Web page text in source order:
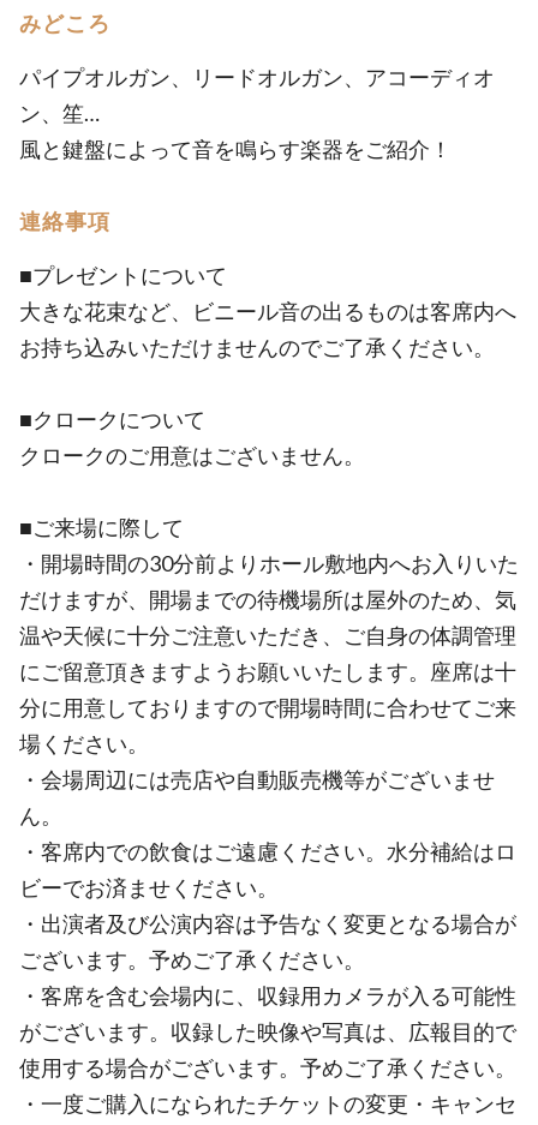
みどころ
パイプオルガン、リードオルガン、アコーディオ
ン、笙…
風と鍵盤によって音を鳴らす楽器をご紹介！
連絡事項
■プレゼントについて
大きな花束など、ビニール音の出るものは客席内へ
お持ち込みいただけませんのでご了承ください。
■クロークについて
クロークのご用意はございません。
■ご来場に際して
・開場時間の30分前よりホール敷地内へお入りいた
だけますが、開場までの待機場所は屋外のため、気
温や天候に十分ご注意いただき、ご自身の体調管理
にご留意頂きますようお願いいたします。座席は十
分に用意しておりますので開場時間に合わせてご来
場ください。
・会場周辺には売店や自動販売機等がございませ
ん。
・客席内での飲食はご遠慮ください。水分補給はロ
ビーでお済ませください。
・出演者及び公演内容は予告なく変更となる場合が
ございます。予めご了承ください。
・客席を含む会場内に、収録用カメラが入る可能性
がございます。収録した映像や写真は、広報目的で
使用する場合がございます。予めご了承ください。
・一度ご購入になられたチケットの変更・キャンセ